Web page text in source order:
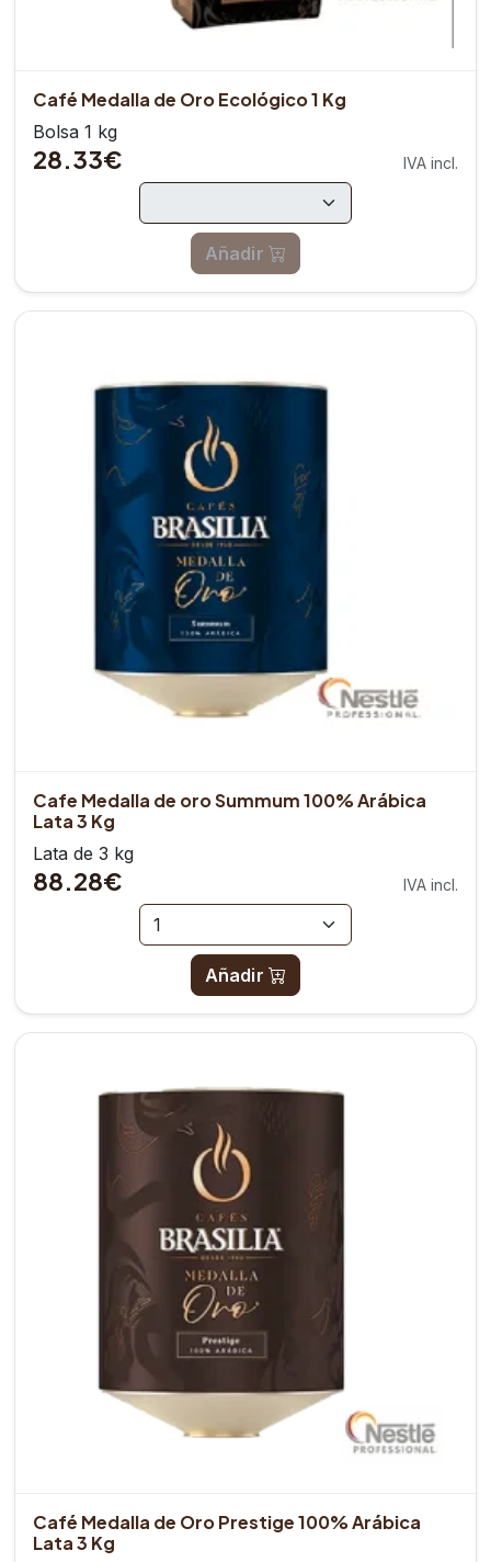
Café Medalla de Oro Ecológico 1 Kg
Bolsa 1 kg
28.33€ IVA incl.
Añadir
Cafe Medalla de oro Summum 100% Arábica
Lata 3 Kg
Lata de 3 kg
88.28€ IVA incl.
Añadir
Café Medalla de Oro Prestige 100% Arábica
Lata 3 Kg